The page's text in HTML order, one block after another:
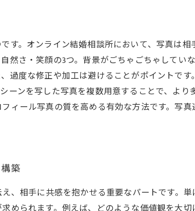
す。オンライン結婚相談所において、写真は
然さ・笑顔の3つ。背景がごちゃごちゃしてい
過度な修正や加工は避けることがポイントで
ーンを写した写真を複数用意することで、より
ィール写真の質を高める有効な方法です。写
築
、相手に共感を抱かせる重要なパートです。